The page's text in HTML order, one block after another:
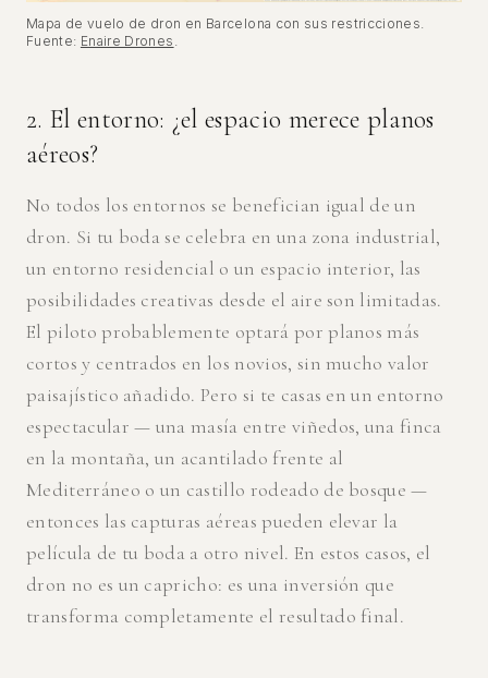
Mapa de vuelo de dron en Barcelona con sus restricciones.
Fuente: Enaire Drones .
2. El entorno: ¿el espacio merece planos
aéreos?
No todos los entornos se benefician igual de un
dron. Si tu boda se celebra en una zona industrial,
un entorno residencial o un espacio interior, las
posibilidades creativas desde el aire son limitadas.
El piloto probablemente optará por planos más
cortos y centrados en los novios, sin mucho valor
paisajístico añadido. Pero si te casas en un entorno
espectacular — una masía entre viñedos, una finca
en la montaña, un acantilado frente al
Mediterráneo o un castillo rodeado de bosque —
entonces las capturas aéreas pueden elevar la
película de tu boda a otro nivel. En estos casos, el
dron no es un capricho: es una inversión que
transforma completamente el resultado final.